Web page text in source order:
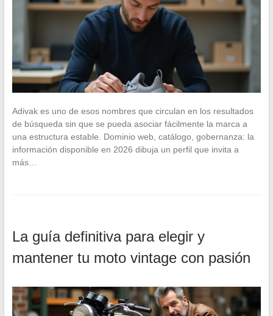
Adivak es uno de esos nombres que circulan en los resultados
de búsqueda sin que se pueda asociar fácilmente la marca a
una estructura estable. Dominio web, catálogo, gobernanza: la
información disponible en 2026 dibuja un perfil que invita a
más…
La guía definitiva para elegir y
mantener tu moto vintage con pasión